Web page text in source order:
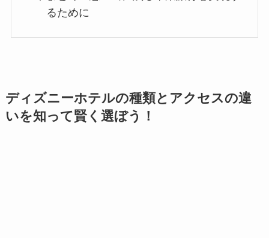
るために
ディズニーホテルの種類とアクセスの違
いを知って賢く選ぼう！